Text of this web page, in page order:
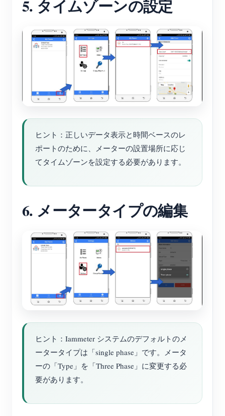
5. タイムゾーンの設定
ヒント：正しいデータ表示と時間ベースのレ
ポートのために、メーターの設置場所に応じ
てタイムゾーンを設定する必要があります。
6. メータータイプの編集
ヒント：Iammeter システムのデフォルトのメ
ータータイプは「single phase」です。メータ
ーの「Type」を「Three Phase」に変更する必
要があります。